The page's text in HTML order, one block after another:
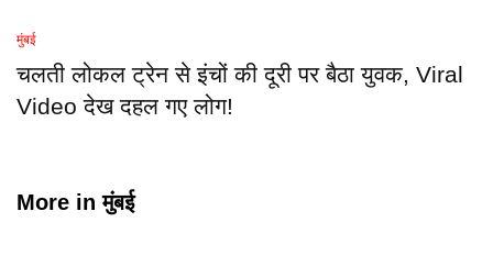
मुंबई
चलती लोकल ट्रेन से इंचों की दूरी पर बैठा युवक, Viral
Video देख दहल गए लोग!
More inमुंबई